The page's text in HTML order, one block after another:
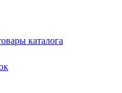
каталога